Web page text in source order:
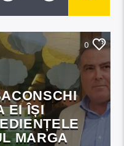
0
EI ÎȘI
MARGA